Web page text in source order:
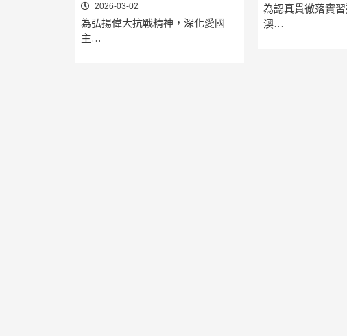
2026-03-02
為弘揚偉大抗戰精神，深化愛國
主…
為認真貫徹落實
澳…